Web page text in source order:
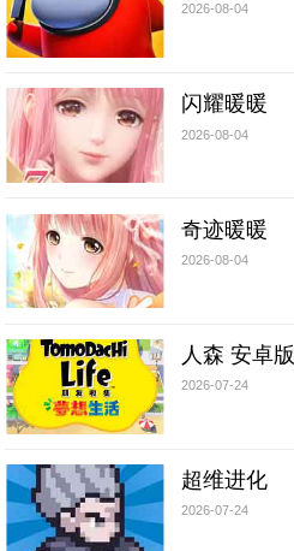
2026-08-04
闪耀暖暖
2026-08-04
奇迹暖暖
2026-08-04
人森 安卓版
2026-07-24
超维进化
2026-07-24